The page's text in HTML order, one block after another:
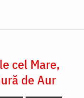
cel Mare,
de Aur